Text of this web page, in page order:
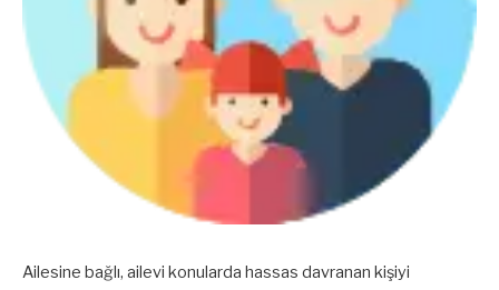
Ailesine bağlı, ailevi konularda hassas davranan kişiyi